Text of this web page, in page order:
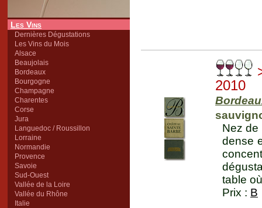
Les Vins
Dernières Dégustations
Les Vins du Mois
Alsace
Beaujolais
Bordeaux
Bourgogne
Champagne
Charentes
Corse
Jura
Languedoc / Roussillon
Lorraine
Normandie
Provence
Savoie
Sud-Ouest
Vallée de la Loire
Vallée du Rhône
Italie
2010
Nez de
dense
table
Prix : B